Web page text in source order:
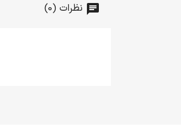
نظرات (0)